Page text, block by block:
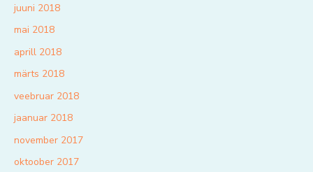
juuni 2018
mai 2018
aprill 2018
märts 2018
veebruar 2018
jaanuar 2018
november 2017
oktoober 2017